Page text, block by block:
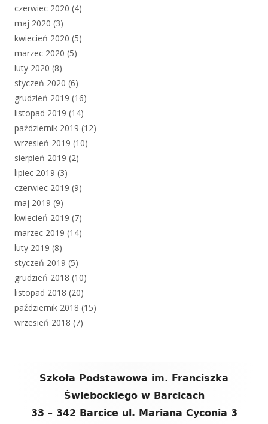
czerwiec 2020 (4)
maj 2020 (3)
kwiecień 2020 (5)
marzec 2020 (5)
luty 2020 (8)
styczeń 2020 (6)
grudzień 2019 (16)
listopad 2019 (14)
październik 2019 (12)
wrzesień 2019 (10)
sierpień 2019 (2)
lipiec 2019 (3)
czerwiec 2019 (9)
maj 2019 (9)
kwiecień 2019 (7)
marzec 2019 (14)
luty 2019 (8)
styczeń 2019 (5)
grudzień 2018 (10)
listopad 2018 (20)
październik 2018 (15)
wrzesień 2018 (7)
Zawartość
Szkoła Podstawowa im. Franciszka
Świebockiego w Barcicach
33 – 342 Barcice ul. Mariana Cyconia 3